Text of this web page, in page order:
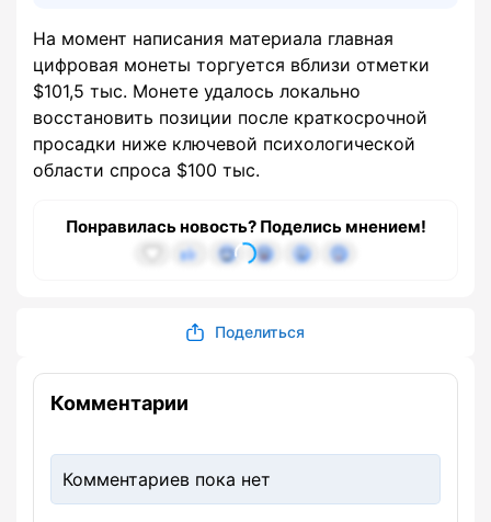
На момент написания материала главная
цифровая монеты торгуется вблизи отметки
$101,5 тыс. Монете удалось локально
восстановить позиции после краткосрочной
просадки ниже ключевой психологической
области спроса $100 тыс.
Понравилась новость? Поделись мнением!
Поделиться
Комментарии
Комментариев пока нет